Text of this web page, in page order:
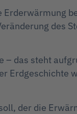
des
das steht
Erdgeschichte
der die